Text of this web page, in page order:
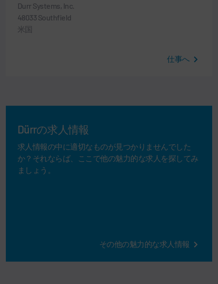
Durr Systems, Inc.
48033 Southfield
米国
仕事へ
Dürrの求人情報
求人情報の中に適切なものが見つかりませんでした
か？それならば、ここで他の魅力的な求人を探してみ
ましょう。
その他の魅力的な求人情報